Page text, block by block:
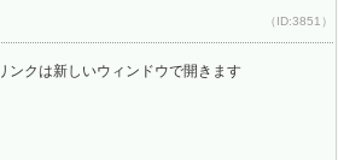
（ID:3851）
ンクは新しいウィンドウで開きます